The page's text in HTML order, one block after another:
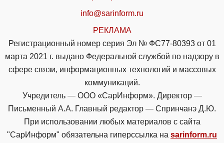
info@sarinform.ru
РЕКЛАМА
Регистрационный номер серия Эл № ФС77-80393 от 01
марта 2021 г. выдано Федеральной службой по надзору в
сфере связи, информационных технологий и массовых
коммуникаций.
Учредитель — ООО «СарИнформ». Директор —
Письменный А.А. Главный редактор — Спринчанэ Д.Ю.
При использовании любых материалов с сайта
"СарИнформ" обязательна гиперссылка на sarinform.ru